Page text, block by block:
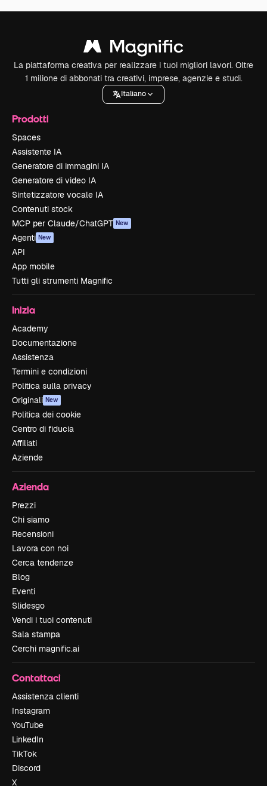
La piattaforma creativa per realizzare i tuoi migliori lavori. Oltre
1 milione di abbonati tra creativi, imprese, agenzie e studi.
Italiano
Prodotti
Spaces
Assistente IA
Generatore di immagini IA
Generatore di video IA
Sintetizzatore vocale IA
Contenuti stock
MCP per Claude/ChatGPT New
Agenti New
API
App mobile
Tutti gli strumenti Magnific
Inizia
Academy
Documentazione
Assistenza
Termini e condizioni
Politica sulla privacy
Originali New
Politica dei cookie
Centro di fiducia
Affiliati
Aziende
Azienda
Prezzi
Chi siamo
Recensioni
Lavora con noi
Cerca tendenze
Blog
Eventi
Slidesgo
Vendi i tuoi contenuti
Sala stampa
Cerchi magnific.ai
Contattaci
Assistenza clienti
Instagram
YouTube
LinkedIn
TikTok
Discord
X